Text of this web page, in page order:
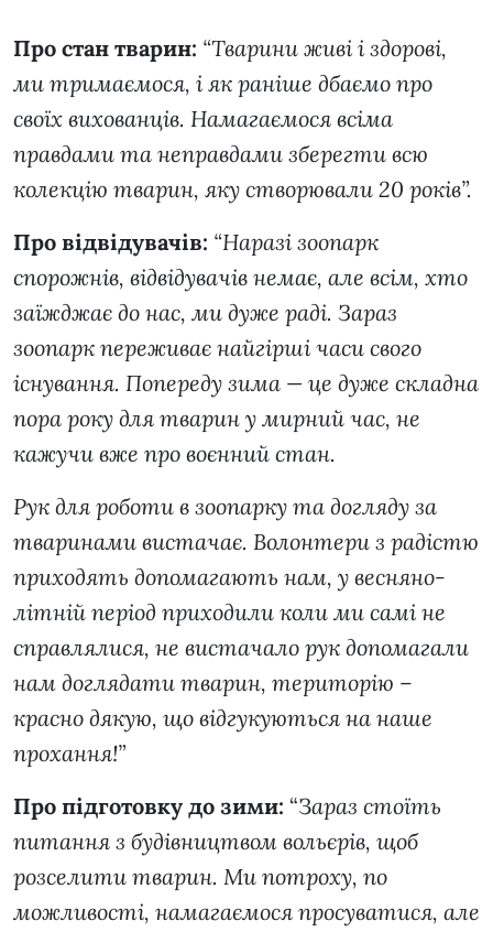
Про стан тварин: “Тварини живі і здорові,
ми тримаємося, і як раніше дбаємо про
своїх вихованців. Намагаємося всіма
правдами та неправдами зберегти всю
колекцію тварин, яку створювали 20 років”.
Про відвідувачів: “Наразі зоопарк
спорожнів, відвідувачів немає, але всім, хто
заїжджає до нас, ми дуже раді. Зараз
зоопарк переживає найгірші часи свого
існування. Попереду зима — це дуже складна
пора року для тварин у мирний час, не
кажучи вже про воєнний стан.
Рук для роботи в зоопарку та догляду за
тваринами вистачає. Волонтери з радістю
приходять допомагають нам, у весняно-
літній період приходили коли ми самі не
справлялися, не вистачало рук допомагали
нам доглядати тварин, територію –
красно дякую, що відгукуються на наше
прохання!”
Про підготовку до зими: “Зараз стоїть
питання з будівництвом вольєрів, щоб
розселити тварин. Ми потроху, по
можливості, намагаємося просуватися, але